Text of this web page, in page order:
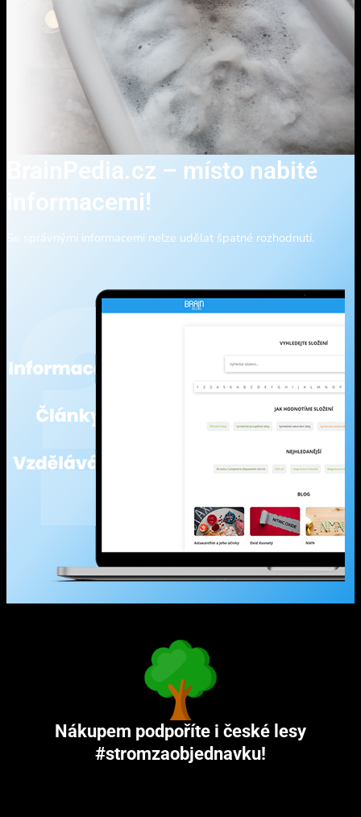
BrainPedia.cz – místo nabité
informacemi!
Se správnými informacemi nelze udělat špatné rozhodnutí.
Nákupem podpoříte i české lesy
#stromzaobjednavku!